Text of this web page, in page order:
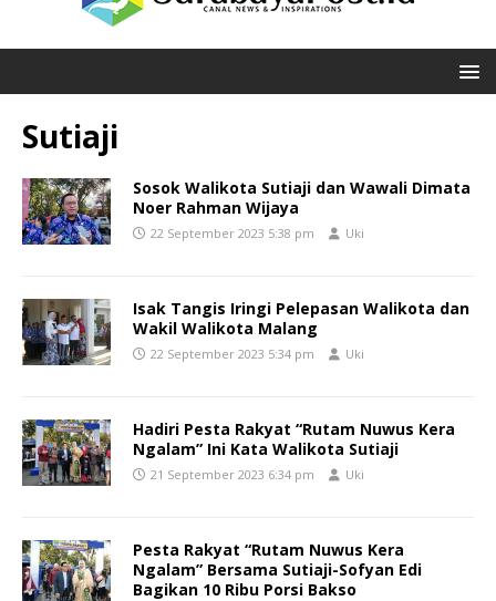
Sutiaji
Sosok Walikota Sutiaji dan Wawali Dimata
Noer Rahman Wijaya
22 September 2023 5:38 pm Uki
Isak Tangis Iringi Pelepasan Walikota dan
Wakil Walikota Malang
22 September 2023 5:34 pm Uki
Hadiri Pesta Rakyat “Rutam Nuwus Kera
Ngalam” Ini Kata Walikota Sutiaji
21 September 2023 6:34 pm Uki
Pesta Rakyat “Rutam Nuwus Kera
Ngalam” Bersama Sutiaji-Sofyan Edi
Bagikan 10 Ribu Porsi Bakso